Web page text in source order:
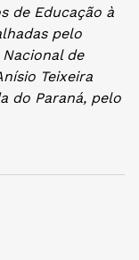
de Educação à
pelo
de
Teixeira
do Paraná, pelo